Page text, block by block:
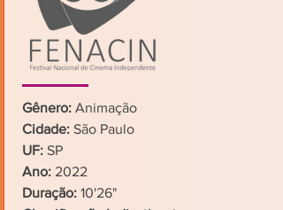
Gênero: Animação
Cidade: São Paulo
UF: SP
Ano: 2022
Duração: 10'26"